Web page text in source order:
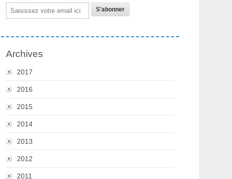
Email
Archives
2017
2016
2015
2014
2013
2012
2011